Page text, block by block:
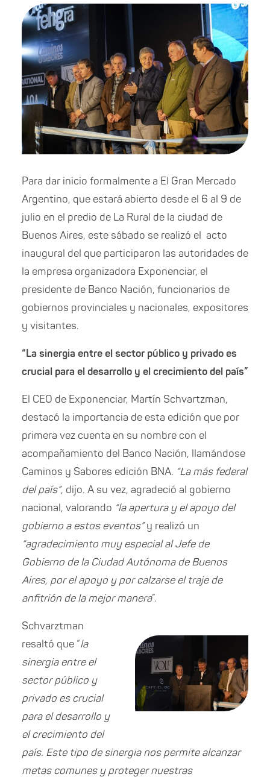
Para dar inicio formalmente a El Gran Mercado
Argentino, que estará abierto desde el 6 al 9 de
julio en el predio de La Rural de la ciudad de
Buenos Aires, este sábado se realizó el acto
inaugural del que participaron las autoridades de
la empresa organizadora Exponenciar, el
presidente de Banco Nación, funcionarios de
gobiernos provinciales y nacionales, expositores
y visitantes.
“La sinergia entre el sector público y privado es
crucial para el desarrollo y el crecimiento del país”
El CEO de Exponenciar, Martín Schvartzman,
destacó la importancia de esta edición que por
primera vez cuenta en su nombre con el
acompañamiento del Banco Nación, llamándose
Caminos y Sabores edición BNA. “La más federal
del país”, dijo. A su vez, agradeció al gobierno
nacional, valorando “la apertura y el apoyo del
gobierno a estos eventos”y realizó un
“agradecimiento muy especial al Jefe de
Gobierno de la Ciudad Autónoma de Buenos
Aires, por el apoyo y por calzarse el traje de
anfitrión de la mejor manera”.
Schvarztman
resaltó que “la
sinergia entre el
sector público y
privado es crucial
para el desarrollo y
el crecimiento del
país. Este tipo de sinergia nos permite alcanzar
metas comunes y proteger nuestras